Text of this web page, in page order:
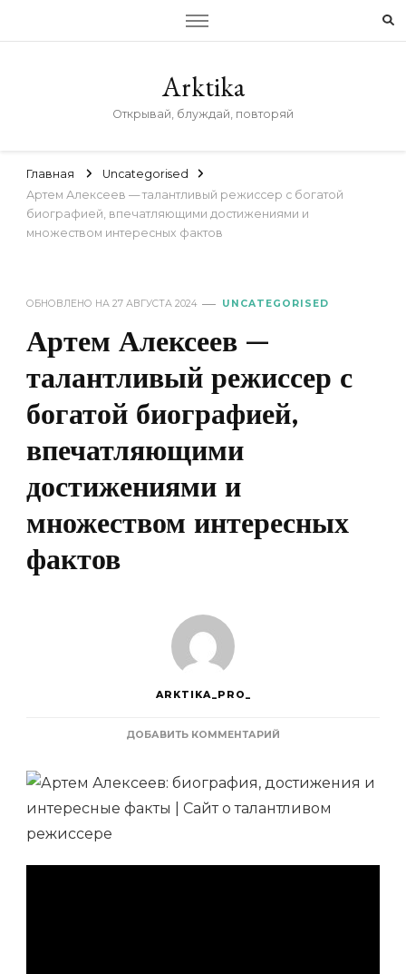
Arktika
Открывай, блуждай, повторяй
Главная
Uncategorised
Артем Алексеев — талантливый режиссер с богатой
биографией, впечатляющими достижениями и
множеством интересных фактов
ОБНОВЛЕНО НА 27 АВГУСТА 2024 UNCATEGORISED
Артем Алексеев —
талантливый режиссер с
богатой биографией,
впечатляющими
достижениями и
множеством интересных
фактов
ARKTIKA_PRO_
ДОБАВИТЬ КОММЕНТАРИЙ
АЛЕКСЕЕВ
ТАЛАНТЛИВЫЙ
БОГАТОЙ